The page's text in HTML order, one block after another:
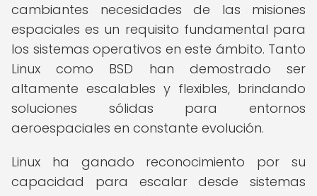
cambiantes necesidades de las misiones
espaciales es un requisito fundamental para
los sistemas operativos en este ámbito. Tanto
Linux como BSD han demostrado ser
altamente escalables y flexibles, brindando
soluciones sólidas para entornos
aeroespaciales en constante evolución.
Linux ha ganado reconocimiento por su
capacidad para escalar desde sistemas